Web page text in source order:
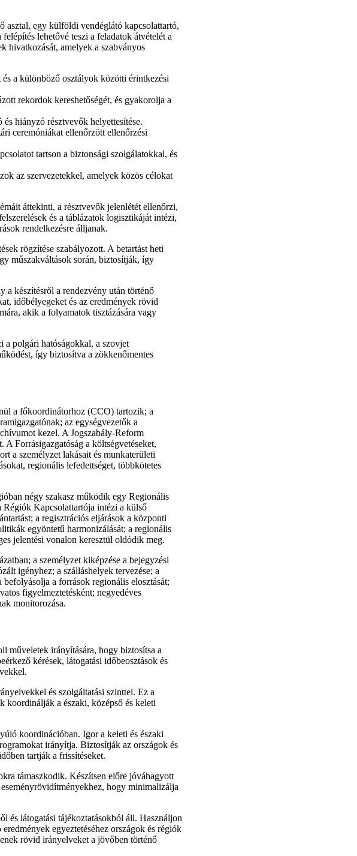
asztal, egy külföldi vendéglátó kapcsolattartó,
lehetővé teszi a feladatok átvételét a
hivatkozását, amelyek a szabványos
a különböző osztályok közötti érintkezési
rekordok kereshetőségét, és gyakorolja a
hiányzó résztvevők helyettesítése.
ceremóniákat ellenőrzött ellenőrzési
tartson a biztonsági szolgálatokkal, és
az szervezetekkel, amelyek közös célokat
áttekinti, a résztvevők jelenlétét ellenőrzi,
és a táblázatok logisztikáját intézi,
rendelkezésre álljanak.
rögzítése szabályozott. A betartást heti
műszakváltások során, biztosítják, így
a készítésről a rendezvény után történő
időbélyegeket és az eredmények rövid
akik a folyamatok tisztázására vagy
a polgári hatóságokkal, a szovjet
így biztosítva a zökkenőmentes
a főkoordinátorhoz (CCO) tartozik; a
az egységvezetők a
kezel. A Jogszabály-Reform
Forrásigazgatóság a költségvetéseket,
a személyzet lakásait és munkaterületi
regionális lefedettséget, többkötetes
négy szakasz működik egy Regionális
Régiók Kapcsolattartója intézi a külső
a regisztrációs eljárások a központi
egyöntetű harmonizálását; a regionális
jelentési vonalon keresztül oldódik meg.
a személyzet kiképzése a bejegyzési
igényhez; a szálláshelyek tervezése; a
a források regionális elosztását;
figyelmeztetésként; negyedéves
monitorozása.
műveletek irányítására, hogy biztosítsa a
kérések, látogatási időbeosztások és
és szolgáltatási szinttel. Ez a
koordinálják a északi, középső és keleti
koordinációban. Igor a keleti és északi
irányítja. Biztosítják az országok és
tartják a frissítéseket.
támaszkodik. Készítsen előre jóváhagyott
hogy minimalizálja
és látogatási tájékoztatásokból áll. Használjon
egyeztetéséhez országok és régiók
rövid irányelveket a jövőben történő